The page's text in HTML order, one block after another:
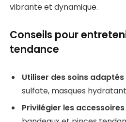
vibrante et dynamique.
Conseils pour
tendance
Utiliser des soins adaptés
sulfate, masques
Privilégier les accessoires